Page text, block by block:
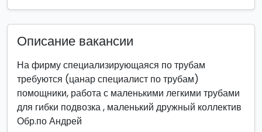
Описание вакансии
На фирму специализирующаяся по трубам
требуются (цанар специалист по трубам)
помощники, работа с маленькими легкими трубами
для гибки подвозка , маленький дружный коллектив
Обр.по Андрей